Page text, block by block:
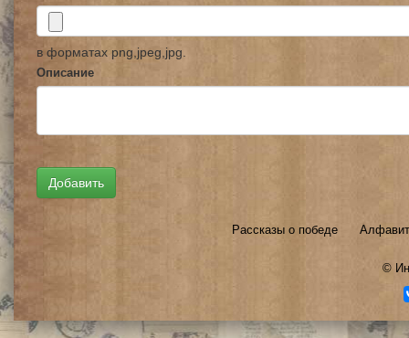
в форматах png,jpeg,jpg.
Описание
Рассказы о победе
©